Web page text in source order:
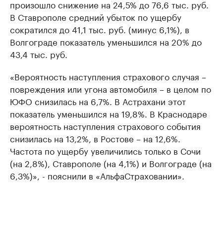
произошло снижение на 24,5% до 76,6 тыс. руб.
В Ставрополе средний убыток по ущербу
сократился до 41,1 тыс. руб. (минус 6,1%), в
Волгограде показатель уменьшился на 20% до
43,4 тыс. руб.
«Вероятность наступления страхового случая –
повреждения или угона автомобиля – в целом по
ЮФО снизилась на 6,7%. В Астрахани этот
показатель уменьшился на 19,8%. В Краснодаре
вероятность наступления страхового события
снизилась на 13,2%, в Ростове – на 12,6%.
Частота по ущербу увеличились только в Сочи
(на 2,8%), Ставрополе (на 4,1%) и Волгограде (на
6,3%)», - пояснили в «АльфаСтраховании».